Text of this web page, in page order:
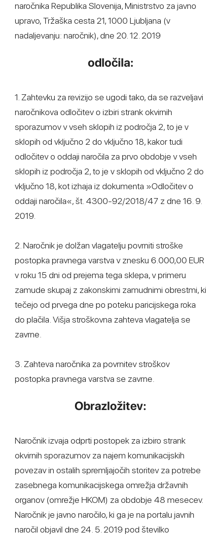
naročnika Republika Slovenija, Ministrstvo za javno
upravo, Tržaška cesta 21, 1000 Ljubljana (v
nadaljevanju: naročnik), dne 20. 12. 2019
odločila:
1. Zahtevku za revizijo se ugodi tako, da se razveljavi
naročnikova odločitev o izbiri strank okvirnih
sporazumov v vseh sklopih iz področja 2, to je v
sklopih od vključno 2 do vključno 18, kakor tudi
odločitev o oddaji naročila za prvo obdobje v vseh
sklopih iz področja 2, to je v sklopih od vključno 2 do
vključno 18, kot izhaja iz dokumenta »Odločitev o
oddaji naročila«, št. 4300-92/2018/47 z dne 16. 9.
2019.
2. Naročnik je dolžan vlagatelju povrniti stroške
postopka pravnega varstva v znesku 6.000,00 EUR
v roku 15 dni od prejema tega sklepa, v primeru
zamude skupaj z zakonskimi zamudnimi obrestmi, ki
tečejo od prvega dne po poteku paricijskega roka
do plačila. Višja stroškovna zahteva vlagatelja se
zavrne.
3. Zahteva naročnika za povrnitev stroškov
postopka pravnega varstva se zavrne.
Obrazložitev:
Naročnik izvaja odprti postopek za izbiro strank
okvirnih sporazumov za najem komunikacijskih
povezav in ostalih spremljajočih storitev za potrebe
zasebnega komunikacijskega omrežja državnih
organov (omrežje HKOM) za obdobje 48 mesecev.
Naročnik je javno naročilo, ki ga je na portalu javnih
naročil objavil dne 24. 5. 2019 pod številko